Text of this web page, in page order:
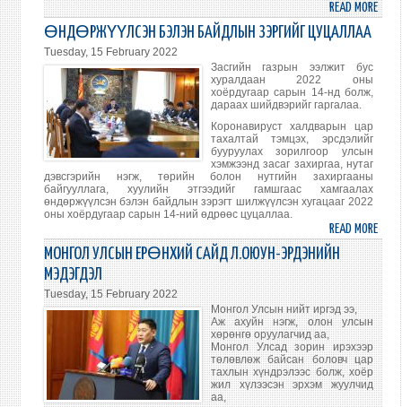
READ MORE
НҮБ-
ӨНДӨРЖҮҮЛСЭН БЭЛЭН БАЙДЛЫН ЗЭРГИЙГ ЦУЦАЛЛАА
Tuesday, 15 February 2022
Засгийн газрын ээлжит бус
хуралдаан 2022 оны
хоёрдугаар сарын 14-нд болж,
дараах шийдвэрийг гаргалаа.
Коронавируст халдварын цар
тахалтай тэмцэх, эрсдэлийг
бууруулах зорилгоор улсын
хэмжээнд засаг захиргаа, нутаг
дэвсгэрийн нэгж, төрийн болон нутгийн захиргааны
байгууллага, хуулийн этгээдийг гамшгаас хамгаалах
өндөржүүлсэн бэлэн байдлын зэрэгт шилжүүлсэн хугацааг 2022
оны хоёрдугаар сарын 14-ний өдрөөс цуцаллаа.
READ MORE
МОНГОЛ УЛСЫН ЕРӨНХИЙ САЙД Л.ОЮУН-ЭРДЭНИЙН
МЭДЭГДЭЛ
Tuesday, 15 February 2022
Монгол Улсын нийт иргэд ээ,
Аж ахуйн нэгж, олон улсын
хөрөнгө оруулагчид аа,
Монгол Улсад зорин ирэхээр
төлөвлөж байсан боловч цар
тахлын хүндрэлээс болж, хоёр
жил хүлээсэн эрхэм жуулчид
аа,